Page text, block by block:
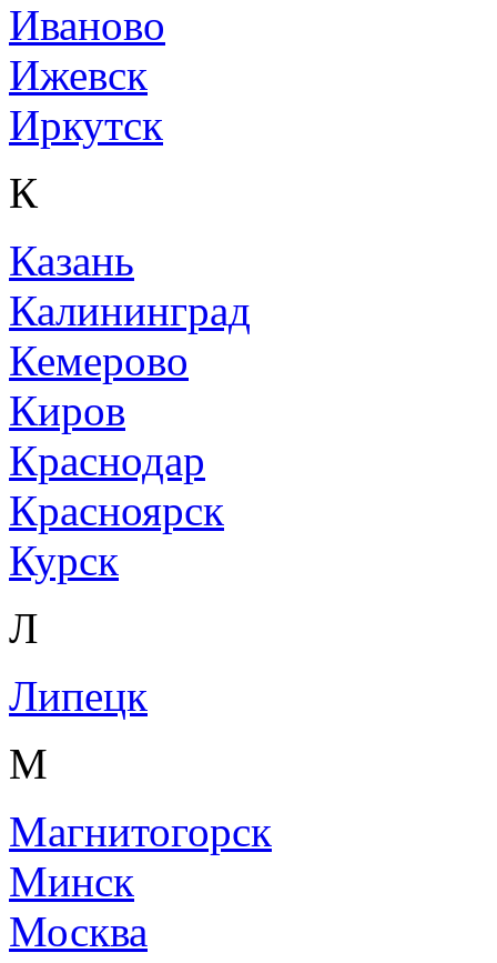
Иваново
Ижевск
Иркутск
К
Казань
Калининград
Кемерово
Киров
Краснодар
Красноярск
Курск
Л
Липецк
М
Магнитогорск
Минск
Москва